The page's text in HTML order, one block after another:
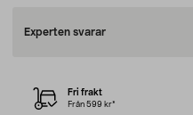
Experten svarar
Fri frakt
Från 599 kr*